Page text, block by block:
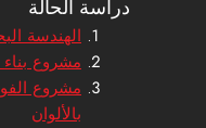
دراسة الحالة
الهندسة
مشروع بناء
مشروع
بالألوان